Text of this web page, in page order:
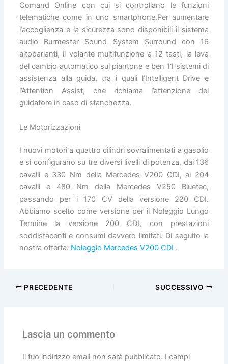
Comand Online con cui si controllano le funzioni
telematiche come in uno smartphone.Per aumentare
l’accoglienza e la sicurezza sono disponibili il sistema
audio Burmester Sound System Surround con 16
altoparlanti, il volante multifunzione a 12 tasti, la leva
del cambio automatico sul piantone e ben 11 sistemi di
assistenza alla guida, tra i quali l’Intelligent Drive e
l’Attention Assist, che richiama l’attenzione del
guidatore in caso di stanchezza.
Le Motorizzazioni
I nuovi motori a quattro cilindri sovralimentati a gasolio
e si configurano su tre diversi livelli di potenza, dai 136
cavalli e 330 Nm della Mercedes V200 CDI, ai 204
cavalli e 480 Nm della Mercedes V250 Bluetec,
passando per i 170 CV della versione 220 CDI.
Abbiamo scelto come versione per il Noleggio Lungo
Termine la versione 200 CDI, con prestazioni
soddisfacenti e consumi davvero limitati. Di seguito la
nostra offerta: Noleggio Mercedes V200 CDI .
PRECEDENTE SUCCESSIVO
Lascia un commento
Il tuo indirizzo email non sarà pubblicato. I campi